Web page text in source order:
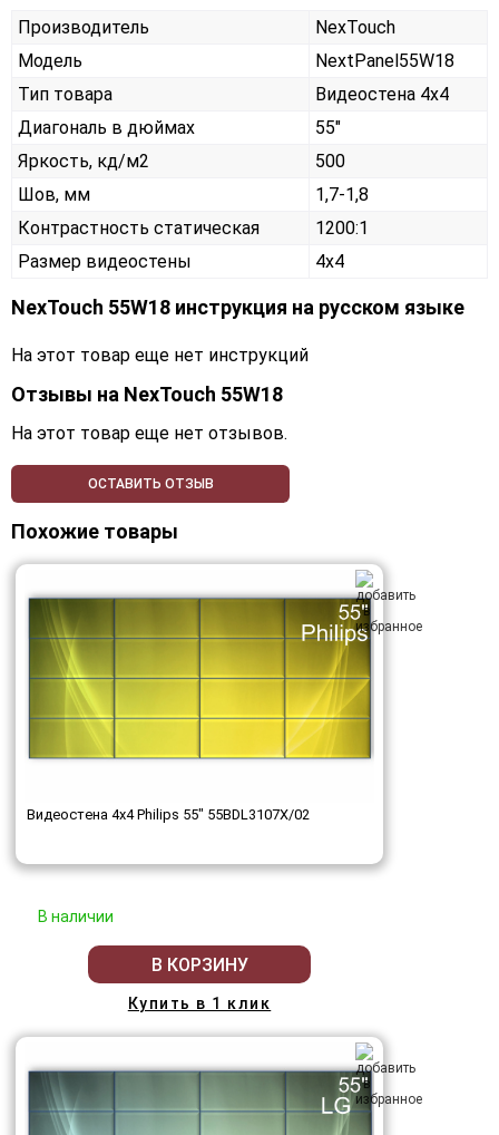
Производитель
NexTouch
Модель
NextPanel55W18
Тип товара
Видеостена 4х4
Диагональ в дюймах
55"
Яркость, кд/м2
500
Шов, мм
1,7-1,8
Контрастность статическая
1200:1
Размер видеостены
4x4
NexTouch 55W18 инструкция на русском языке
На этот товар еще нет инструкций
Отзывы на NexTouch 55W18
На этот товар еще нет отзывов.
ОСТАВИТЬ ОТЗЫВ
Похожие товары
Видеостена 4x4 Philips 55" 55BDL3107X/02
В наличии
В КОРЗИНУ
Купить в 1 клик